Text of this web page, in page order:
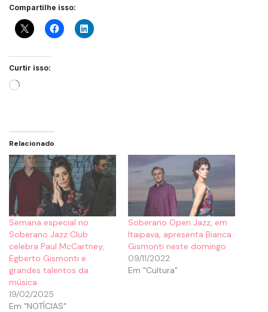
Compartilhe isso:
Curtir isso:
Relacionado
Semana especial no
Soberano Jazz Club
celebra Paul McCartney,
Egberto Gismonti e
grandes talentos da
música
19/02/2025
Em "NOTÍCIAS"
Soberano Open Jazz, em
Itaipava, apresenta Bianca
Gismonti neste domingo
09/11/2022
Em "Cultura"